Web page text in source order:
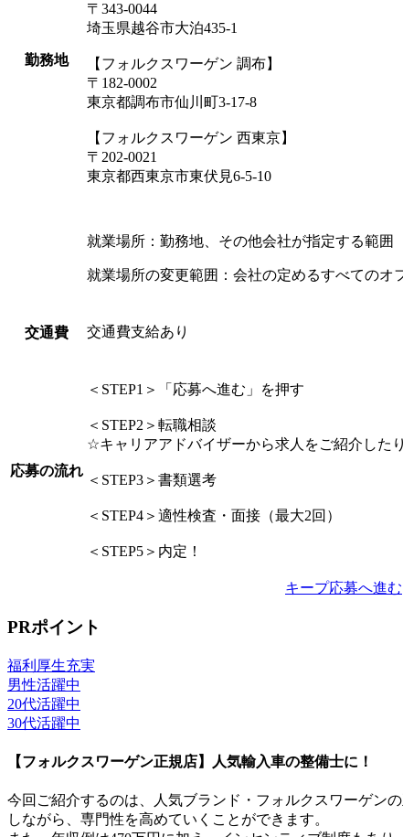
勤務地
〒343-0044
埼玉県越谷市大泊435-1
【フォルクスワーゲン 調布】
〒182-0002
東京都調布市仙川町3-17-8
【フォルクスワーゲン 西東京】
〒202-0021
東京都西東京市東伏見6-5-10
就業場所：勤務地、その他会社が指定する範囲
就業場所の変更範囲：会社の定めるすべてのオ
交通費 交通費支給あり
応募の流れ
＜STEP1＞「応募へ進む」を押す
＜STEP2＞転職相談
☆キャリアアドバイザーから求人をご紹介した
＜STEP3＞書類選考
＜STEP4＞適性検査・面接（最大2回）
＜STEP5＞内定！
キープ応募へ進む
PRポイント
福利厚生充実
男性活躍中
20代活躍中
30代活躍中
【フォルクスワーゲン正規店】人気輸入車の整備士に！
今回ご紹介するのは、人気ブランド・フォルクスワーゲン
しながら、専門性を高めていくことができます。